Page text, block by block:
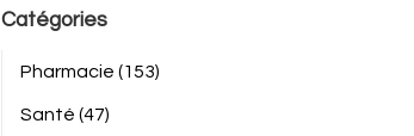
Catégories
Pharmacie (153)
Santé (47)